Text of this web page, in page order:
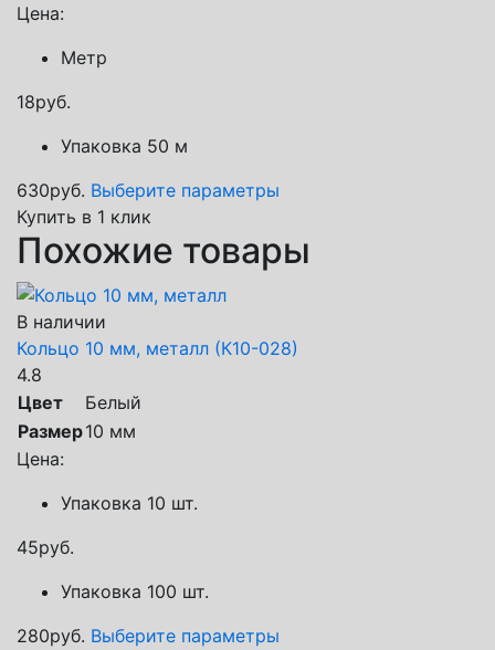
Цена:
Метр
18руб.
Упаковка 50 м
630руб. Выберите параметры
Купить в 1 клик
Похожие товары
В наличии
Кольцо 10 мм, металл (К10-028)
4.8
Цвет
Белый
Размер10 мм
Цена:
Упаковка 10 шт.
45руб.
Упаковка 100 шт.
280руб. Выберите параметры